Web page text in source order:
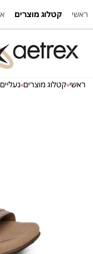
ראשי קטלוג מוצרים
ראשי קטלוג מוצרים